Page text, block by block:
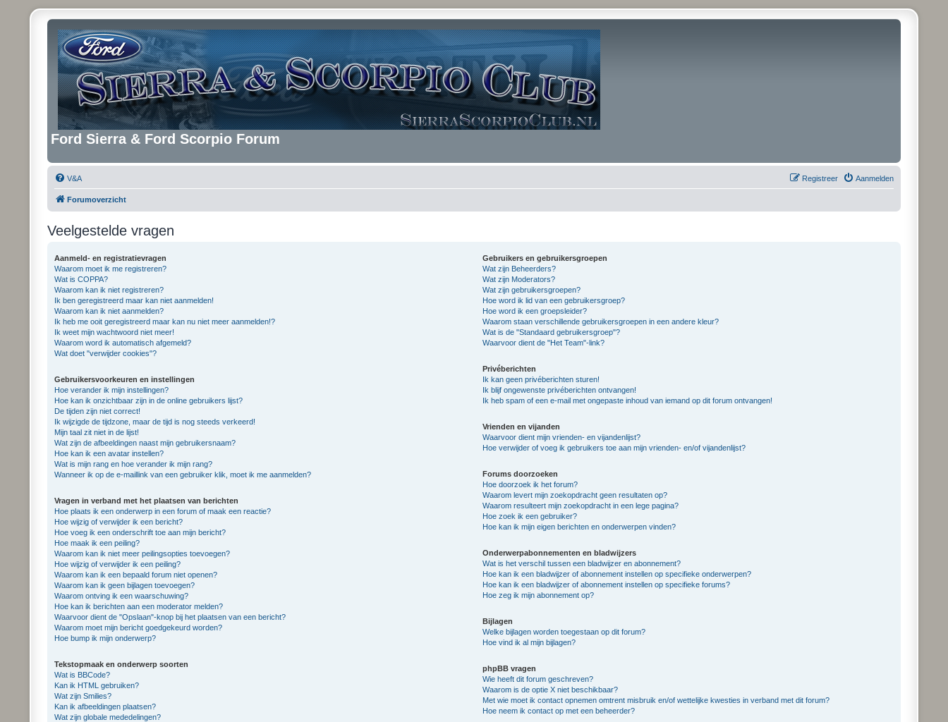
Ford Sierra & Ford Scorpio Forum
V&A Aanmelden
Registreer
Forumoverzicht
Veelgestelde vragen
Aanmeld- en registratievragen
Waarom moet ik me registreren?
Wat is COPPA?
Waarom kan ik niet registreren?
Ik ben geregistreerd maar kan niet aanmelden!
Waarom kan ik niet aanmelden?
Ik heb me ooit geregistreerd maar kan nu niet meer aanmelden!?
Ik weet mijn wachtwoord niet meer!
Waarom word ik automatisch afgemeld?
Wat doet "verwijder cookies"?
Gebruikersvoorkeuren en instellingen
Hoe verander ik mijn instellingen?
Hoe kan ik onzichtbaar zijn in de online gebruikers lijst?
De tijden zijn niet correct!
Ik wijzigde de tijdzone, maar de tijd is nog steeds verkeerd!
Mijn taal zit niet in de lijst!
Wat zijn de afbeeldingen naast mijn gebruikersnaam?
Hoe kan ik een avatar instellen?
Wat is mijn rang en hoe verander ik mijn rang?
Wanneer ik op de e-maillink van een gebruiker klik, moet ik me aanmelden?
Vragen in verband met het plaatsen van berichten
Hoe plaats ik een onderwerp in een forum of maak een reactie?
Hoe wijzig of verwijder ik een bericht?
Hoe voeg ik een onderschrift toe aan mijn bericht?
Hoe maak ik een peiling?
Waarom kan ik niet meer peilingsopties toevoegen?
Hoe wijzig of verwijder ik een peiling?
Waarom kan ik een bepaald forum niet openen?
Waarom kan ik geen bijlagen toevoegen?
Waarom ontving ik een waarschuwing?
Hoe kan ik berichten aan een moderator melden?
Waarvoor dient de "Opslaan"-knop bij het plaatsen van een bericht?
Waarom moet mijn bericht goedgekeurd worden?
Hoe bump ik mijn onderwerp?
Tekstopmaak en onderwerp soorten
Wat is BBCode?
Kan ik HTML gebruiken?
Wat zijn Smilies?
Kan ik afbeeldingen plaatsen?
Wat zijn globale mededelingen?
Gebruikers en gebruikersgroepen
Wat zijn Beheerders?
Wat zijn Moderators?
Wat zijn gebruikersgroepen?
Hoe word ik lid van een gebruikersgroep?
Hoe word ik een groepsleider?
Waarom staan verschillende gebruikersgroepen in een andere kleur?
Wat is de "Standaard gebruikersgroep"?
Waarvoor dient de "Het Team"-link?
Privéberichten
Ik kan geen privéberichten sturen!
Ik blijf ongewenste privéberichten ontvangen!
Ik heb spam of een e-mail met ongepaste inhoud van iemand op dit forum ontvangen!
Vrienden en vijanden
Waarvoor dient mijn vrienden- en vijandenlijst?
Hoe verwijder of voeg ik gebruikers toe aan mijn vrienden- en/of vijandenlijst?
Forums doorzoeken
Hoe doorzoek ik het forum?
Waarom levert mijn zoekopdracht geen resultaten op?
Waarom resulteert mijn zoekopdracht in een lege pagina?
Hoe zoek ik een gebruiker?
Hoe kan ik mijn eigen berichten en onderwerpen vinden?
Onderwerpabonnementen en bladwijzers
Wat is het verschil tussen een bladwijzer en abonnement?
Hoe kan ik een bladwijzer of abonnement instellen op specifieke onderwerpen?
Hoe kan ik een bladwijzer of abonnement instellen op specifieke forums?
Hoe zeg ik mijn abonnement op?
Bijlagen
Welke bijlagen worden toegestaan op dit forum?
Hoe vind ik al mijn bijlagen?
phpBB vragen
Wie heeft dit forum geschreven?
Waarom is de optie X niet beschikbaar?
Met wie moet ik contact opnemen omtrent misbruik en/of wettelijke kwesties in verband met dit forum?
Hoe neem ik contact op met een beheerder?